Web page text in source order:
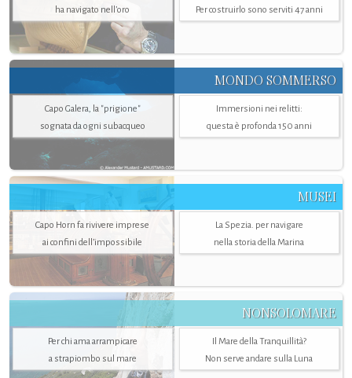
ha navigato nell’oro
Per costruirlo sono serviti 47 anni
MONDO SOMMERSO
Capo Galera, la "prigione"
sognata da ogni subacqueo
Immersioni nei relitti:
questa è profonda 150 anni
MUSEI
Capo Horn fa rivivere imprese
ai confini dell’impossibile
La Spezia. per navigare
nella storia della Marina
NONSOLOMARE
Per chi ama arrampicare
a strapiombo sul mare
Il Mare della Tranquillità?
Non serve andare sulla Luna